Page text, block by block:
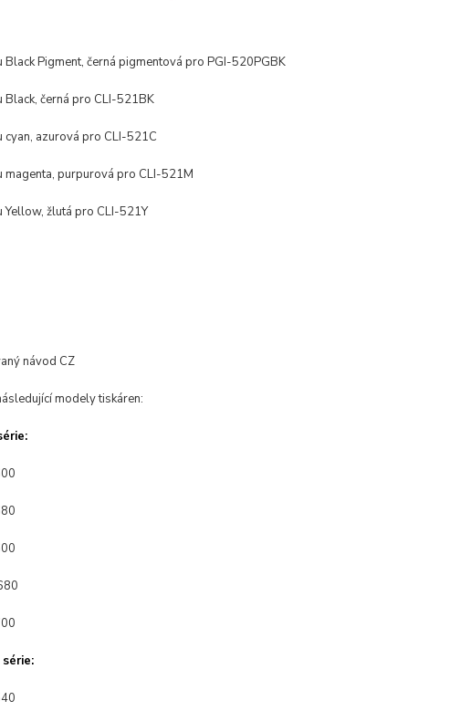
Pigment, černá pigmentová pro PGI-520PGBK
černá pro CLI-521BK
cyan, azurová pro CLI-521C
magenta, purpurová pro CLI-521M
Yellow, žlutá pro CLI-521Y
návod CZ
modely tiskáren:
série: